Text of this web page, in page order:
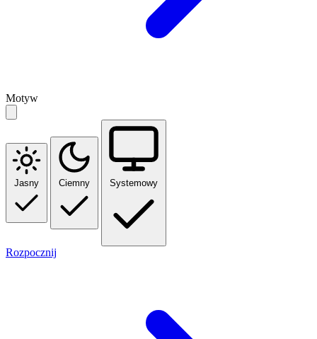
Motyw
Jasny Ciemny Systemowy
Rozpocznij